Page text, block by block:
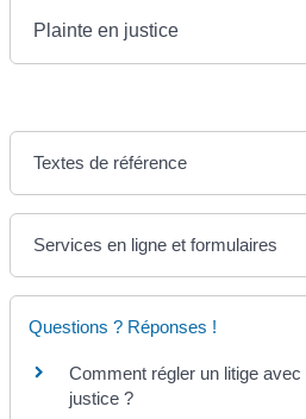
Plainte en justice
Textes de référence
Services en ligne et formulaires
Questions ? Réponses !
Comment régler un litige
justice ?